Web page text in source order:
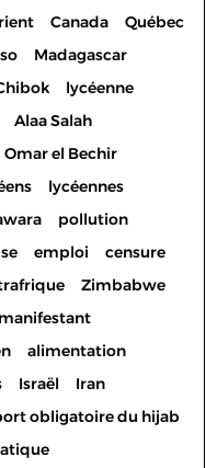
Canada
Québec
Madagascar
lycéenne
Alaa Salah
Omar el Bechir
lycéennes
pollution
emploi
censure
Zimbabwe
manifestant
alimentation
Israël
Iran
obligatoire du hijab